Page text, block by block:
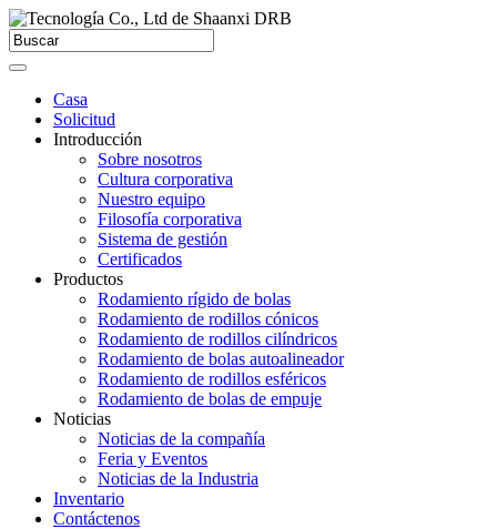
Casa
Solicitud
Introducción
Sobre nosotros
Cultura corporativa
Nuestro equipo
Filosofía corporativa
Sistema de gestión
Certificados
Productos
Rodamiento rígido de bolas
Rodamiento de rodillos cónicos
Rodamiento de rodillos cilíndricos
Rodamiento de bolas autoalineador
Rodamiento de rodillos esféricos
Rodamiento de bolas de empuje
Noticias
Noticias de la compañía
Feria y Eventos
Noticias de la Industria
Inventario
Contáctenos